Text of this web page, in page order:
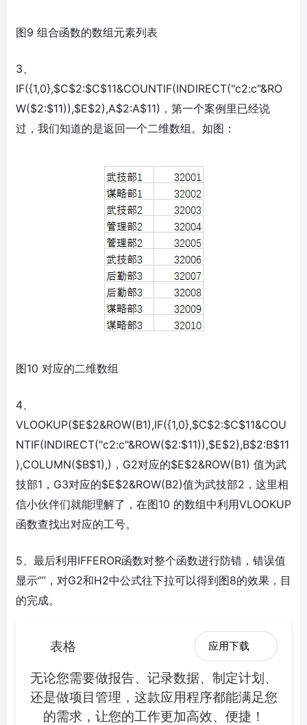
图9 组合函数的数组元素列表
3、
IF({1,0},$C$2:$C$11&COUNTIF(INDIRECT("c2:c"&RO
W($2:$11)),$E$2),A$2:A$11)，第一个案例里已经说
过，我们知道的是返回一个二维数组。如图：
图10 对应的二维数组
4、
VLOOKUP($E$2&ROW(B1),IF({1,0},$C$2:$C$11&COU
NTIF(INDIRECT("c2:c"&ROW($2:$11)),$E$2),B$2:B$11
),COLUMN($B$1),)，G2对应的$E$2&ROW(B1) 值为武
技部1，G3对应的$E$2&ROW(B2)值为武技部2，这里相
信小伙伴们就能理解了，在图10 的数组中利用VLOOKUP
函数查找出对应的工号。
5、最后利用IFFEROR函数对整个函数进行防错，错误值
显示“”，对G2和H2中公式往下拉可以得到图8的效果，目
的完成。
表格 应用下载
无论您需要做报告、记录数据、制定计划、
还是做项目管理，这款应用程序都能满足您
的需求，让您的工作更加高效、便捷！